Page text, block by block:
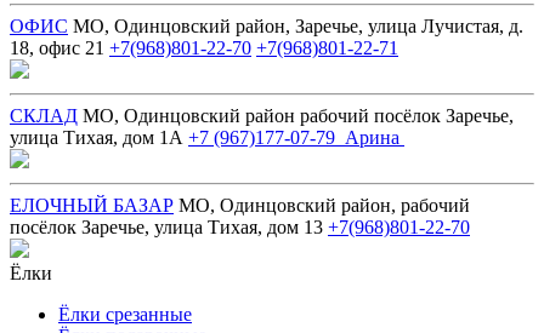
ОФИС МО, Одинцовский район, Заречье, улица Лучистая, д.
18, офис 21 +7(968)801-22-70 +7(968)801-22-71
СКЛАД МО, Одинцовский район рабочий посёлок Заречье,
улица Тихая, дом 1А +7 (967)177-07-79 Арина
ЕЛОЧНЫЙ БАЗАР МО, Одинцовский район, рабочий
посёлок Заречье, улица Тихая, дом 13 +7(968)801-22-70
Ёлки
Ёлки срезанные